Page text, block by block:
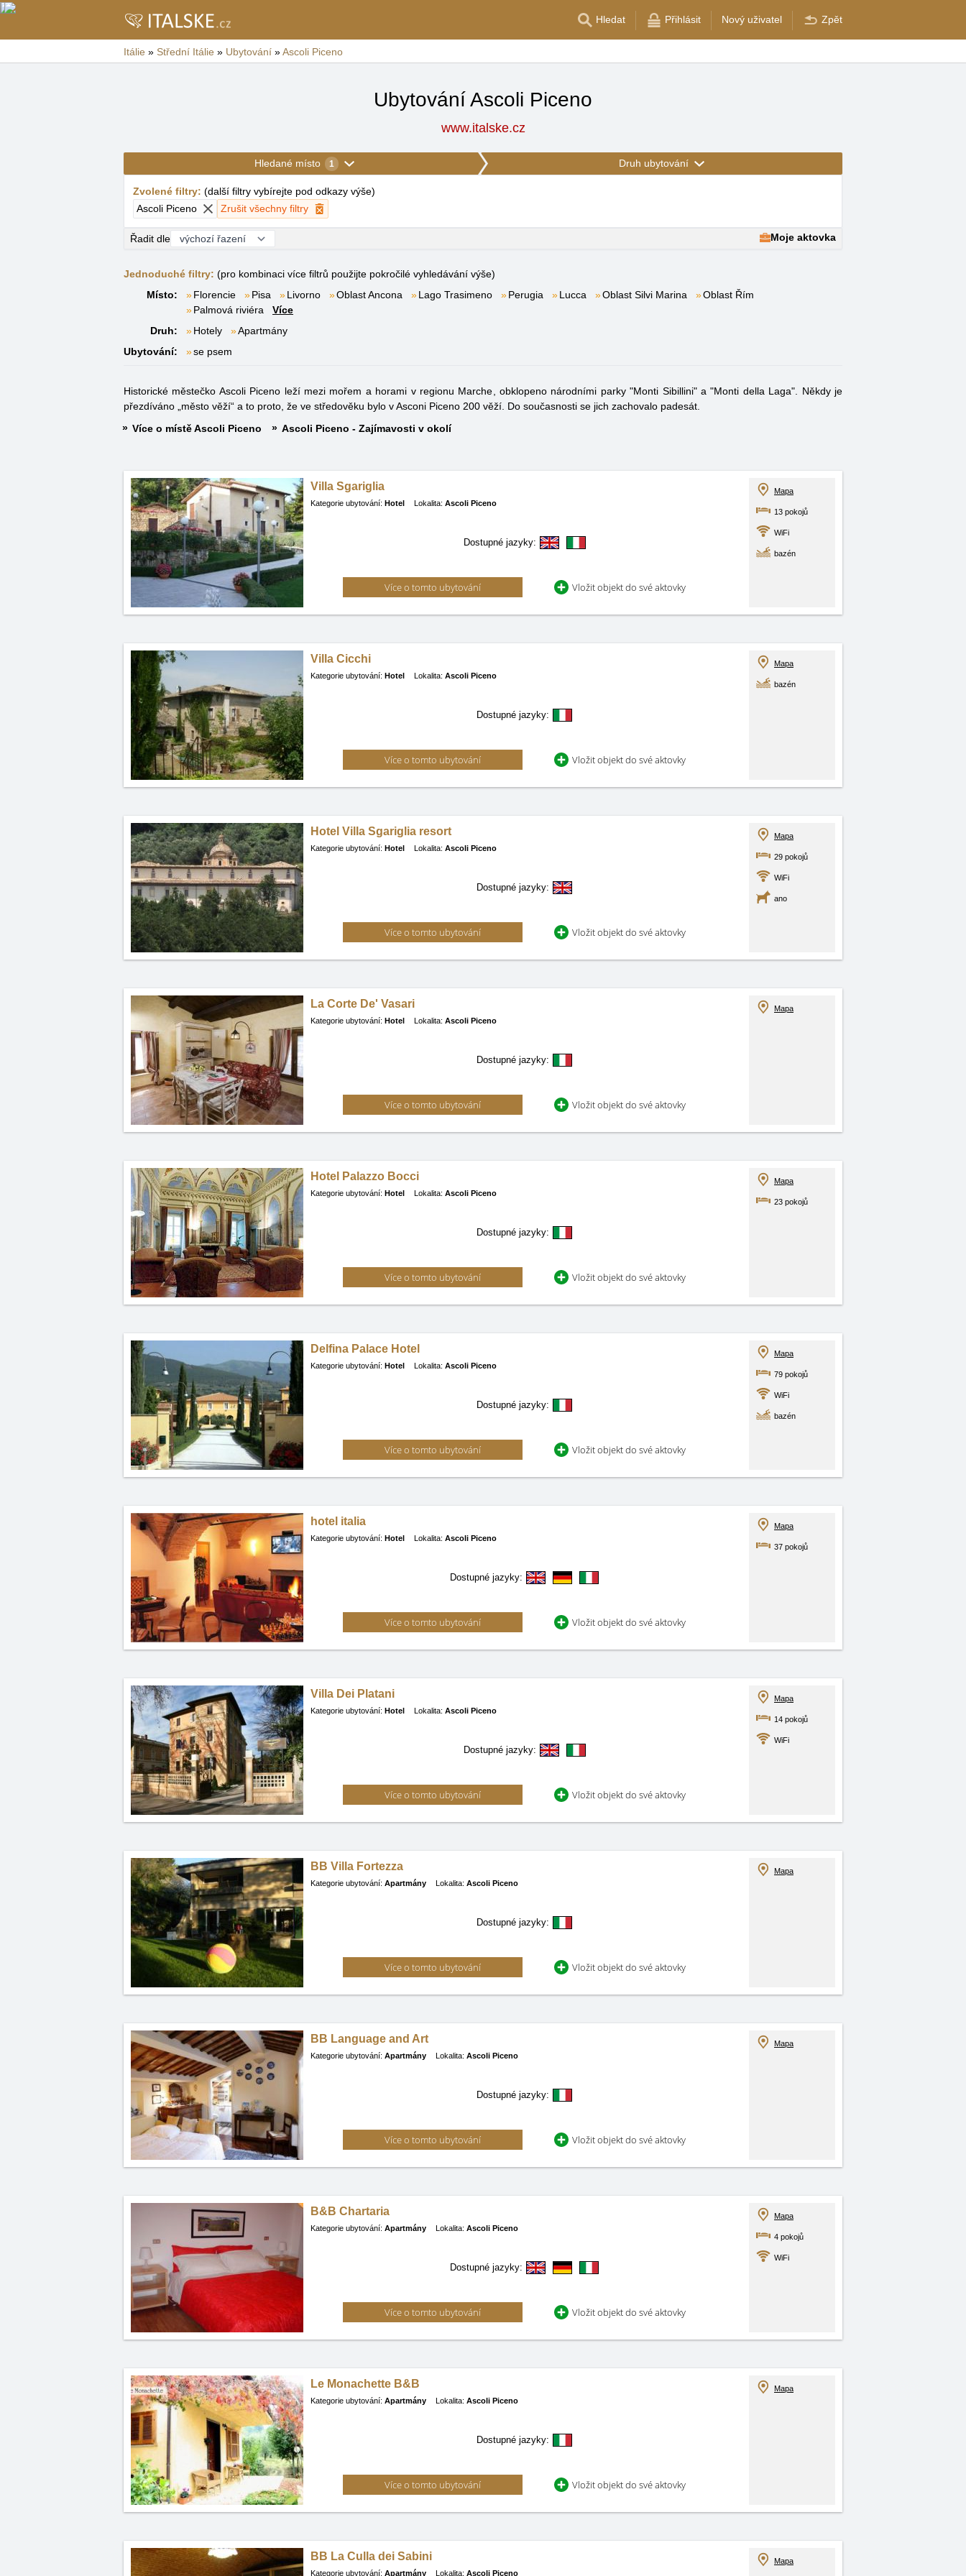
Hledat Přihlásit Nový uživatel Zpět
Itálie » Střední Itálie » Ubytování »Ascoli Piceno
Ubytování Ascoli Piceno
www.italske.cz
Hledané místo 1 Druh ubytování
Zvolené filtry: (další filtry vybírejte pod odkazy výše)
Ascoli Piceno
Zrušit všechny filtry
Řadit dle Moje aktovka
Jednoduché filtry: (pro kombinaci více filtrů použijte pokročilé vyhledávání výše)
Místo:
Florencie Pisa Livorno Oblast Ancona Lago Trasimeno Perugia Lucca Oblast Silvi Marina
Oblast Řím
Palmová riviéra
Více
Druh:
Hotely
Apartmány
Ubytování:
se psem
Historické městečko Ascoli Piceno leží mezi mořem a horami v regionu Marche, obklopeno národními parky "Monti Sibillini" a "Monti della Laga". Někdy je
přezdíváno „město věží“ a to proto, že ve středověku bylo v Asconi Piceno 200 věží. Do současnosti se jich zachovalo padesát.
Více o místě Ascoli Piceno
Ascoli Piceno - Zajímavosti v okolí
Villa Sgariglia
Kategorie ubytování: Hotel Lokalita: Ascoli Piceno
Dostupné jazyky:
Více o tomto ubytování Vložit objekt do své aktovky
Mapa
13 pokojů
WiFi
bazén
Villa Cicchi
Kategorie ubytování: Hotel Lokalita: Ascoli Piceno
Dostupné jazyky:
Více o tomto ubytování Vložit objekt do své aktovky
Mapa
bazén
Hotel Villa Sgariglia resort
Kategorie ubytování: Hotel Lokalita: Ascoli Piceno
Dostupné jazyky:
Více o tomto ubytování Vložit objekt do své aktovky
Mapa
29 pokojů
WiFi
ano
La Corte De' Vasari
Kategorie ubytování: Hotel Lokalita: Ascoli Piceno
Dostupné jazyky:
Více o tomto ubytování Vložit objekt do své aktovky
Mapa
Hotel Palazzo Bocci
Kategorie ubytování: Hotel Lokalita: Ascoli Piceno
Dostupné jazyky:
Více o tomto ubytování Vložit objekt do své aktovky
Mapa
23 pokojů
Delfina Palace Hotel
Kategorie ubytování: Hotel Lokalita: Ascoli Piceno
Dostupné jazyky:
Více o tomto ubytování Vložit objekt do své aktovky
Mapa
79 pokojů
WiFi
bazén
hotel italia
Kategorie ubytování: Hotel Lokalita: Ascoli Piceno
Dostupné jazyky:
Více o tomto ubytování Vložit objekt do své aktovky
Mapa
37 pokojů
Villa Dei Platani
Kategorie ubytování: Hotel Lokalita: Ascoli Piceno
Dostupné jazyky:
Více o tomto ubytování Vložit objekt do své aktovky
Mapa
14 pokojů
WiFi
BB Villa Fortezza
Kategorie ubytování: Apartmány Lokalita: Ascoli Piceno
Dostupné jazyky:
Více o tomto ubytování Vložit objekt do své aktovky
Mapa
BB Language and Art
Kategorie ubytování: Apartmány Lokalita: Ascoli Piceno
Dostupné jazyky:
Více o tomto ubytování Vložit objekt do své aktovky
Mapa
B&B Chartaria
Kategorie ubytování: Apartmány Lokalita: Ascoli Piceno
Dostupné jazyky:
Více o tomto ubytování Vložit objekt do své aktovky
Mapa
4 pokojů
WiFi
Le Monachette B&B
Kategorie ubytování: Apartmány Lokalita: Ascoli Piceno
Dostupné jazyky:
Více o tomto ubytování Vložit objekt do své aktovky
Mapa
BB La Culla dei Sabini
Kategorie ubytování: Apartmány Lokalita: Ascoli Piceno
Mapa